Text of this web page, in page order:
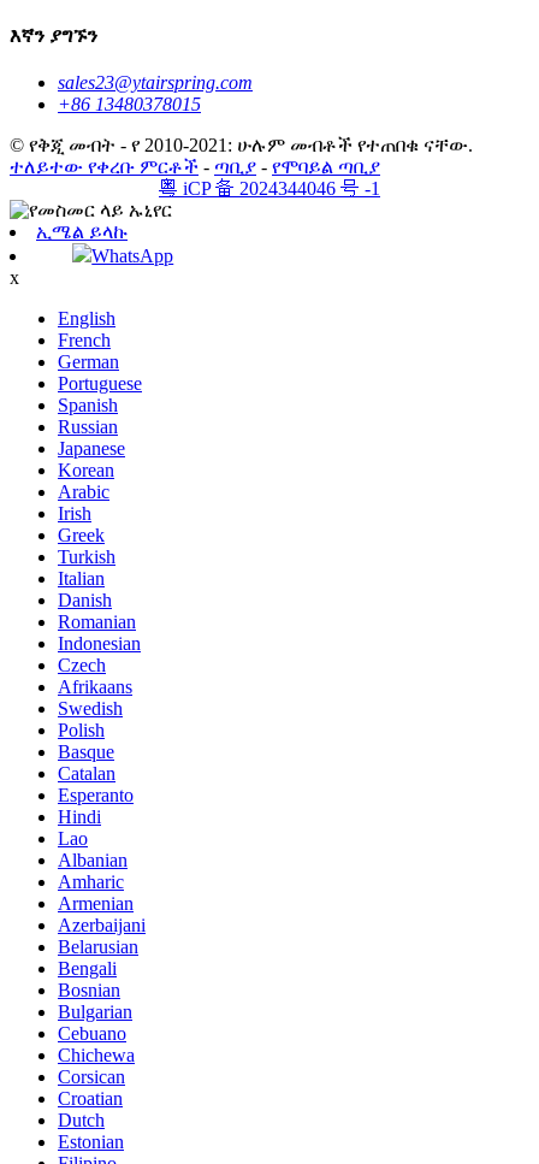
እኛን ያግኙን
sales23@ytairspring.com
+86 13480378015
© የቅጂ መብት - የ 2010-2021: ሁሉም መብቶች የተጠበቁ ናቸው.
ተለይተው የቀረቡ ምርቶች - ጣቢያ - የሞባይል ጣቢያ
粤 iCP 备 2024344046 号 -1
ኢሜል ይላኩ
WhatsApp
x
English
French
German
Portuguese
Spanish
Russian
Japanese
Korean
Arabic
Irish
Greek
Turkish
Italian
Danish
Romanian
Indonesian
Czech
Afrikaans
Swedish
Polish
Basque
Catalan
Esperanto
Hindi
Lao
Albanian
Amharic
Armenian
Azerbaijani
Belarusian
Bengali
Bosnian
Bulgarian
Cebuano
Chichewa
Corsican
Croatian
Dutch
Estonian